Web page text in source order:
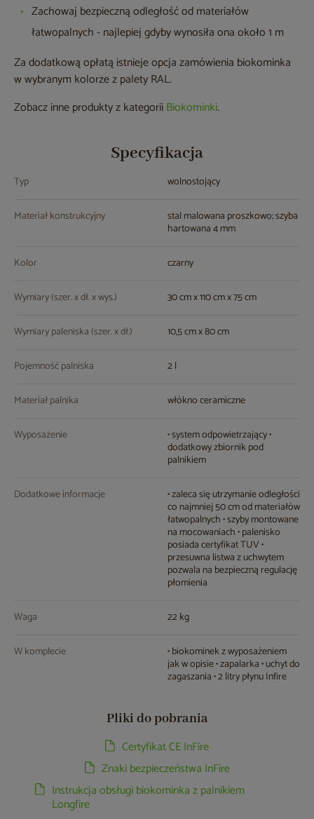
Zachowaj bezpieczną odległość od materiałów
łatwopalnych - najlepiej gdyby wynosiła ona około 1 m
Za dodatkową opłatą istnieje opcja zamówienia biokominka
w wybranym kolorze z palety RAL.
Zobacz inne produkty z kategoriiBiokominki.
Specyfikacja
Typ wolnostojący
Materiał konstrukcyjny stal malowana proszkowo; szyba
hartowana 4 mm
Kolor czarny
Wymiary (szer. x dł. x wys.) 30 cm x 110 cm x 75 cm
Wymiary paleniska (szer. x dł.) 10,5 cm x 80 cm
Pojemność palniska 2 l
Materiał palnika włókno ceramiczne
Wyposażenie • system odpowietrzający •
dodatkowy zbiornik pod
palnikiem
Dodatkowe informacje • zaleca się utrzymanie odległości
co najmniej 50 cm od materiałów
łatwopalnych • szyby montowane
na mocowaniach • palenisko
posiada certyfikat TUV •
przesuwna listwa z uchwytem
pozwala na bezpieczną regulację
płomienia
Waga 22 kg
W komplecie • biokominek z wyposażeniem
jak w opisie • zapalarka • uchyt do
zagaszania • 2 litry płynu Infire
Pliki do pobrania
Certyfikat CE InFire
Znaki bezpieczeństwa InFire
Instrukcja obsługi biokominka z palnikiem
Longfire